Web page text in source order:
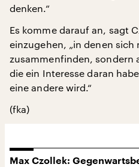
denken.“
Es komme darauf an, sagt
einzugehen, „in denen
zusammenfinden, sondern
die ein Interesse daran
eine andere wird.“
(fka)
Max Czollek: